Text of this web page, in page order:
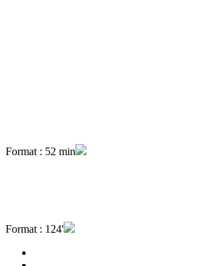
Format : 52 min
Format : 124'